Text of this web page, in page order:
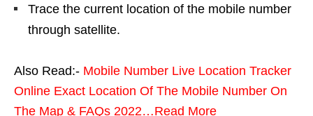
Trace the current location of the mobile number
through satellite.
Also Read:- Mobile Number Live Location Tracker
Online Exact Location Of The Mobile Number On
The Map & FAQs 2022…Read More